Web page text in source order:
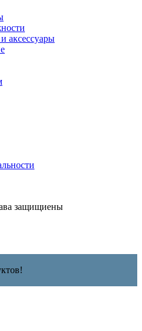
аксессуары
защищиены